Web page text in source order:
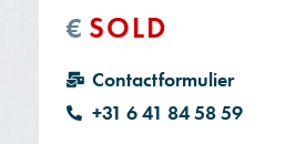
€ SOLD
Contactformulier
+31 6 41 84 58 59